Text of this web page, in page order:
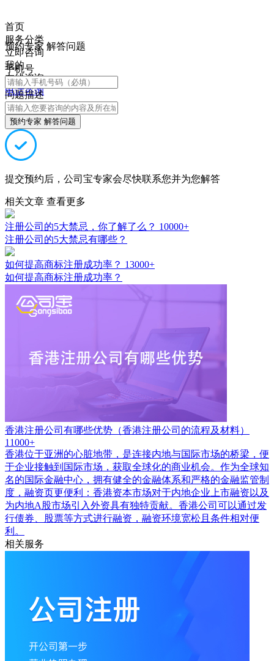
首页
服务分类
立即咨询
我的
在线咨询
电话咨询
预约专家 解答问题
手机号
问题描述
预约专家 解答问题
提交预约后，公司宝专家会尽快联系您并为您解答
相关文章 查看更多
注册公司的5大禁忌，你了解了么？ 10000+
注册公司的5大禁忌有哪些？
如何提高商标注册成功率？ 13000+
如何提高商标注册成功率？
香港注册公司有哪些优势（香港注册公司的流程及材料）
11000+
香港位于亚洲的心脏地带，是连接内地与国际市场的桥梁，便
于企业接触到国际市场，获取全球化的商业机会。作为全球知
名的国际金融中心，拥有健全的金融体系和严格的金融监管制
度，融资页更便利：香港资本市场对于内地企业上市融资以及
为内地A股市场引入外资具有独特贡献。香港公司可以通过发
行债券、股票等方式进行融资，融资环境宽松且条件相对便
利。
相关服务